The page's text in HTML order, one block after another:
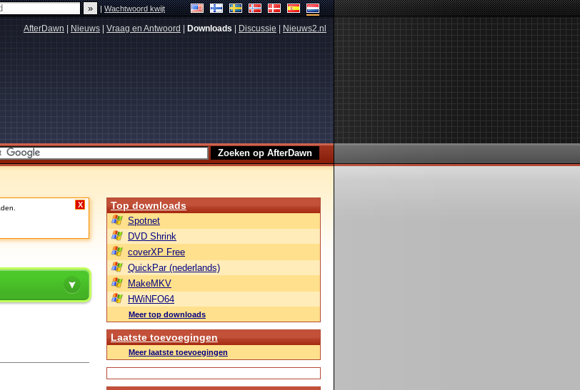
|Wachtwoord kwijt
AfterDawn Nieuws Vraag en Antwoord Downloads Discussie Nieuws2.nl
X Top downloads
Spotnet
DVD Shrink
coverXP Free
QuickPar (nederlands)
MakeMKV
HWiNFO64
Meer top downloads
Laatste toevoegingen
Meer laatste toevoegingen